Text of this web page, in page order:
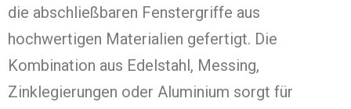
die abschließbaren Fenstergriffe aus
hochwertigen Materialien gefertigt. Die
Kombination aus Edelstahl, Messing,
Zinklegierungen oder Aluminium sorgt für